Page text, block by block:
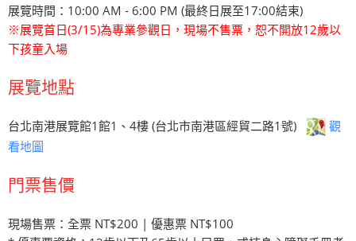
展覽時間：10:00 AM - 6:00 PM (最終日展至17:00結束)
※展覽首日(3/15)為專業參觀日，現場不售票，恕不開放12歲以
下孩童入場
展覽地點
台北南港展覽館1館1、4樓 (台北市南港區經貿二路1號)
觀
看地圖
門票售價
現場售票：全票 NT$200 | 優惠票 NT$100